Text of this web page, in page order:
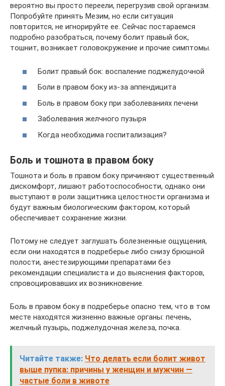
вероятно вы просто переели, перегрузив свой организм.
Попробуйте принять Мезим, но если ситуация
повторится, не игнорируйте ее. Сейчас постараемся
подробно разобраться, почему болит правый бок,
тошнит, возникает головокружение и прочие симптомы.
Болит правый бок: воспаление поджелудочной
Боли в правом боку из-за аппендицита
Боль в правом боку при заболеваниях печени
Заболевания желчного пузыря
Когда необходима госпитализация?
Боль и тошнота в правом боку
Тошнота и боль в правом боку причиняют существенный
дискомфорт, лишают работоспособности, однако они
выступают в роли защитника целостности организма и
будут важным биологическим фактором, который
обеспечивает сохранение жизни.
Потому не следует заглушать болезненные ощущения,
если они находятся в подреберье либо снизу брюшной
полости, анестезирующими препаратами без
рекомендации специалиста и до выяснения факторов,
спровоцировавших их возникновение.
Боль в правом боку в подреберье опасно тем, что в том
месте находятся жизненно важные органы: печень,
желчный пузырь, поджелудочная железа, почка.
Читайте также: Что делать если болит живот
выше пупка: причины у женщин и мужчин —
частые боли в животе